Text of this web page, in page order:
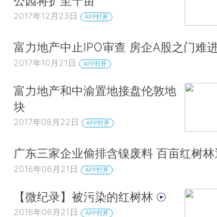
2017年12月23日 APP打开
富力地产中止IPO审查 房企A股之门难
2017年10月21日 APP打开
富力地产和中渝置地接盘伦敦地
块
2017年08月22日 APP打开
广东三家企业偷排含镍废料 百亩红树
2016年06月21日 APP打开
【微纪录】被污染的红树林
2016年06月21日 APP打开